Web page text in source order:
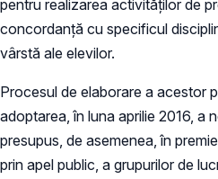
pentru realizarea activităților de
concordanță cu specificul
vârstă ale elevilor.
Procesul de elaborare a acestor
adoptarea, în luna aprilie 2016, a
presupus, de asemenea, în
prin apel public, a grupurilor de